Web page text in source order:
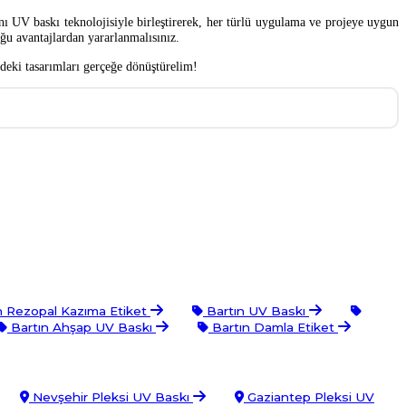
UV baskı teknolojisiyle birleştirerek, her türlü uygulama ve projeye uygun
avantajlardan yararlanmalısınız.
tasarımları gerçeğe dönüştürelim!
Rezopal Kazıma Etiket
Bartın UV Baskı
Bartın Ahşap UV Baskı
Bartın Damla Etiket
Nevşehir Pleksi UV Baskı Gaziantep Pleksi UV